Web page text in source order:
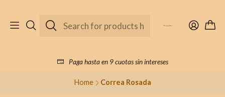
Paga hasta en 9 cuotas sin intereses
Home Correa Rosada